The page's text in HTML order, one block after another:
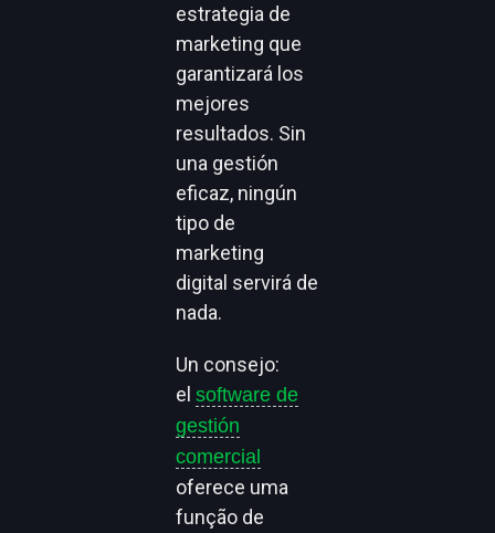
estrategia de
marketing que
garantizará los
mejores
resultados. Sin
una gestión
eficaz, ningún
tipo de
marketing
digital servirá de
nada.
Un consejo:
elsoftware de
gestión
comercial
oferece uma
função de